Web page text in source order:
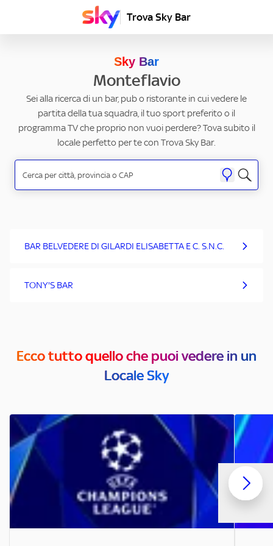
Trova Sky Bar
Sky Bar
Monteflavio
Sei alla ricerca di un bar, pub o ristorante in cui vedere le
partita della tua squadra, il tuo sport preferito o il
programma TV che proprio non vuoi perdere? Tova subito il
locale perfetto per te con Trova Sky Bar.
BAR BELVEDERE DI GILARDI ELISABETTA E C. S.N.C.
TONY'S BAR
Ecco tutto quello che puoi vedere in un
Locale Sky